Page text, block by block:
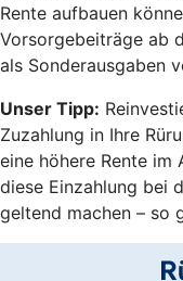
Rente aufbauen
Vorsorgebeiträge ab
als Sonderausgaben
Unser Tipp:
Zuzahlung in Ihre
eine höhere Rente im
diese Einzahlung bei
geltend machen – so